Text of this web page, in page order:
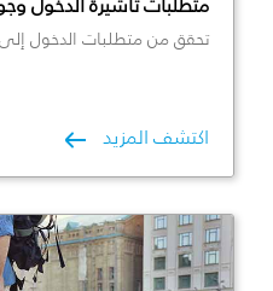
تحقق من متطلبات الدخول
اكتشف المزيد